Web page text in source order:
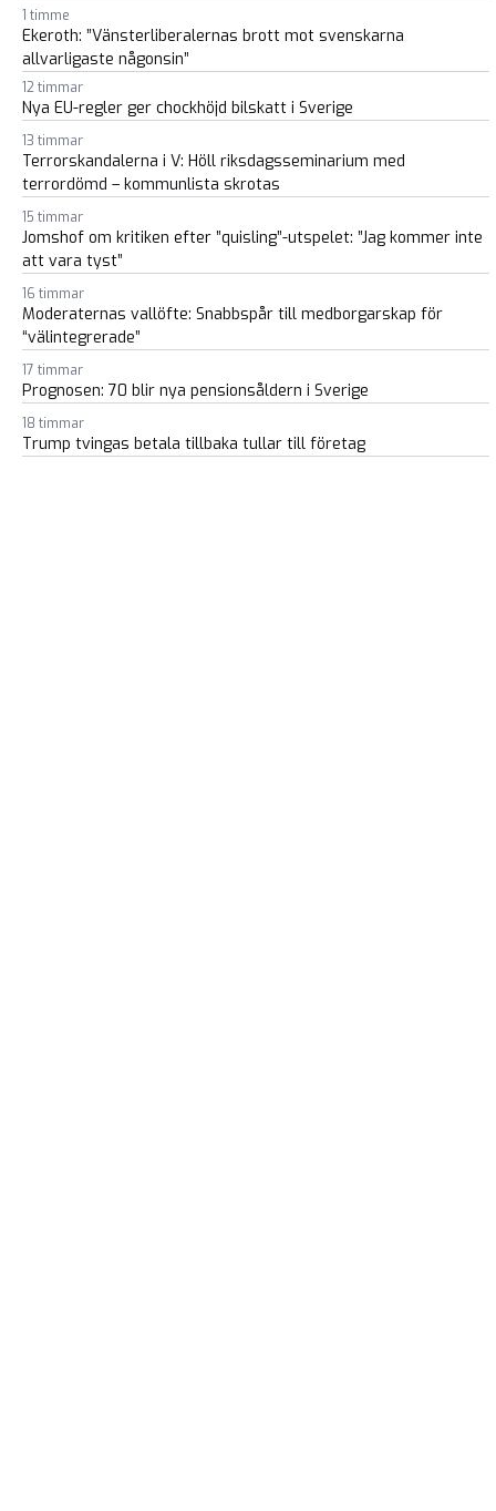
1 timme
Ekeroth: ”Vänsterliberalernas brott mot svenskarna
allvarligaste någonsin”
12 timmar
Nya EU-regler ger chockhöjd bilskatt i Sverige
13 timmar
Terrorskandalerna i V: Höll riksdagsseminarium med
terrordömd – kommunlista skrotas
15 timmar
Jomshof om kritiken efter ”quisling”-utspelet: ”Jag kommer inte
att vara tyst”
16 timmar
Moderaternas vallöfte: Snabbspår till medborgarskap för
“välintegrerade”
17 timmar
Prognosen: 70 blir nya pensionsåldern i Sverige
18 timmar
Trump tvingas betala tillbaka tullar till företag